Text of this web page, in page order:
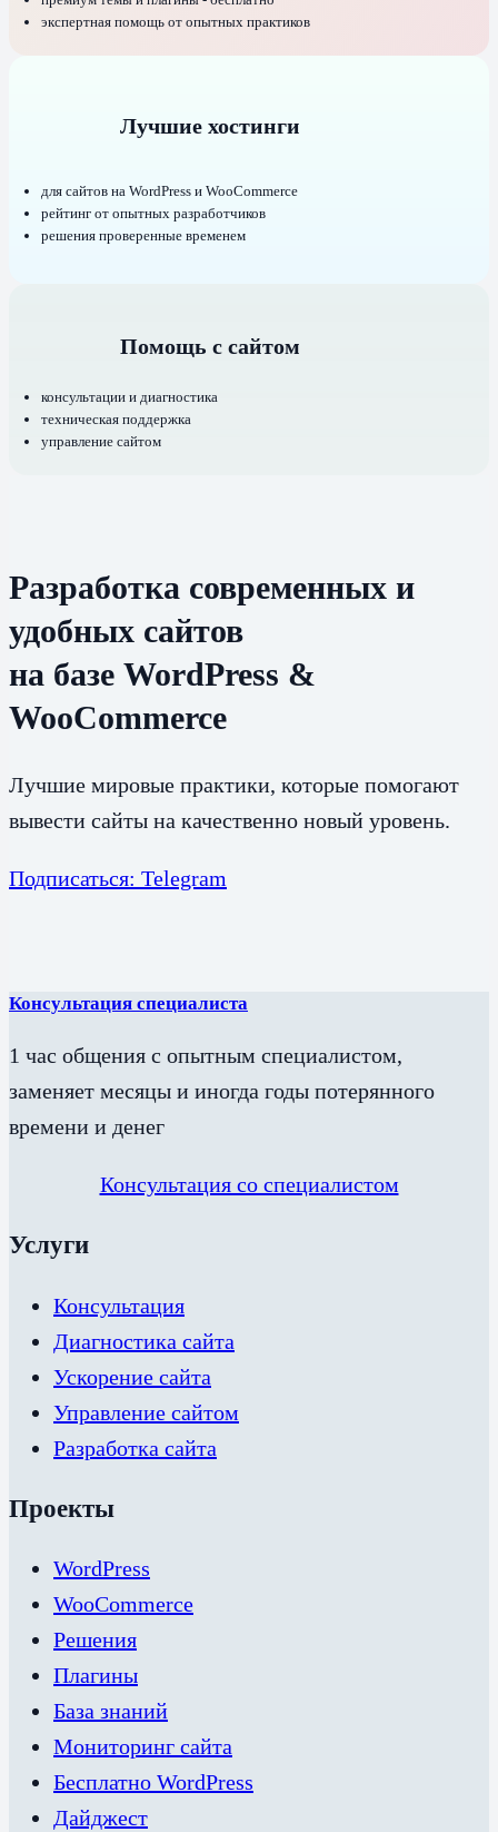
экспертная помощь от опытных практиков
Лучшие хостинги
для сайтов на WordPress и WooCommerce
рейтинг от опытных разработчиков
решения проверенные временем
Помощь с сайтом
консультации и диагностика
техническая поддержка
управление сайтом
Разработка современных и
удобных сайтов
на базе WordPress &
WooCommerce
Лучшие мировые практики, которые помогают
вывести сайты на качественно новый уровень.
Подписаться: Telegram
Консультация специалиста
1 час общения с опытным специалистом,
заменяет месяцы и иногда годы потерянного
времени и денег
Консультация со специалистом
Услуги
Консультация
Диагностика сайта
Ускорение сайта
Управление сайтом
Разработка сайта
Проекты
WordPress
WooCommerce
Решения
Плагины
База знаний
Мониторинг сайта
Бесплатно WordPress
Дайджест